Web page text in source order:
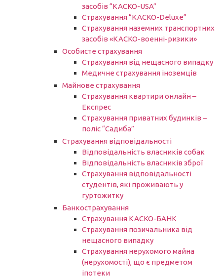
засобів “КАСКО-USA”
Страхування “КАСКО-Deluxe”
Страхування наземних транспортних
засобів «КАСКО-военні-ризики»
Особисте страхування
Страхування від нещасного випадку
Медичне страхування іноземців
Майнове страхування
Страхування квартири онлайн –
Експрес
Страхування приватних будинків –
поліс “Садиба”
Страхування відповідальності
Відповідальність власників собак
Відповідальність власників зброї
Страхування відповідальності
студентів, які проживають у
гуртожитку
Банкострахування
Страхування КАСКО-БАНК
Страхування позичальника від
нещасного випадку
Страхування нерухомого майна
(нерухомості), що є предметом
іпотеки